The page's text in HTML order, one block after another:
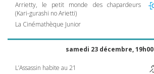
Arrietty, le petit monde des chapardeurs
(Kari-gurashi no Arietti)
La Cinémathèque Junior
samedi 23 décembre, 19h00
L’Assassin habite au 21